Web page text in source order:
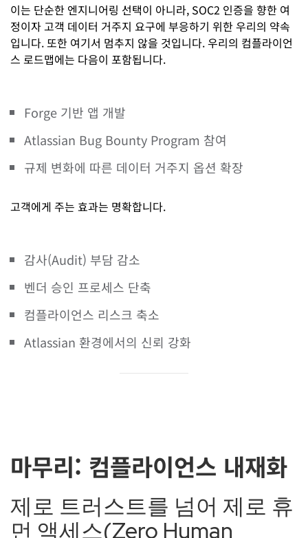
이는 단순한 엔지니어링 선택이 아니라, SOC2 인증을 향한 여
정이자 고객 데이터 거주지 요구에 부응하기 위한 우리의 약속
입니다. 또한 여기서 멈추지 않을 것입니다. 우리의 컴플라이언
스 로드맵에는 다음이 포함됩니다.
Forge 기반 앱 개발
Atlassian Bug Bounty Program 참여
규제 변화에 따른 데이터 거주지 옵션 확장
고객에게 주는 효과는 명확합니다.
감사(Audit) 부담 감소
벤더 승인 프로세스 단축
컴플라이언스 리스크 축소
Atlassian 환경에서의 신뢰 강화
마무리: 컴플라이언스 내재화
제로 트러스트를 넘어 제로 휴
먼 액세스(Zero Human